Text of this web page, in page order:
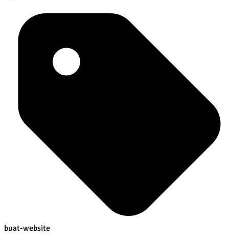
buat-website